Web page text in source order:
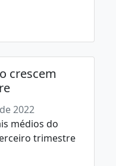
crescem
2022
médios do
trimestre